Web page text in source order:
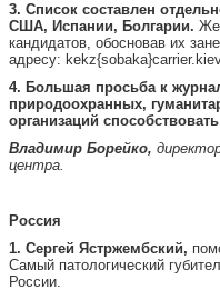
3. Список составлен
США, Испании, Болгарии.
кандидатов, обосновав их
адресу:
4. Большая просьба к
природоохранных,
организаций
Владимир Борейко,
центра.
Россия
1. Сергей Ястржембский,
Самый патологический
России.